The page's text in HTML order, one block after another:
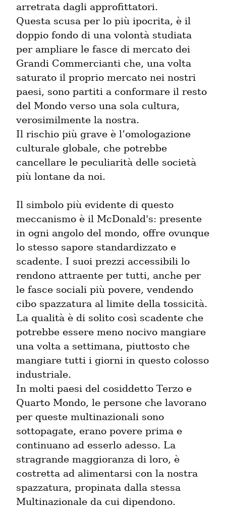
arretrata dagli approfittatori.
Questa scusa per lo più ipocrita, è il
doppio fondo di una volontà studiata
per ampliare le fasce di mercato dei
Grandi Commercianti che, una volta
saturato il proprio mercato nei nostri
paesi, sono partiti a conformare il resto
del Mondo verso una sola cultura,
verosimilmente la nostra.
Il rischio più grave è l’omologazione
culturale globale, che potrebbe
cancellare le peculiarità delle società
più lontane da noi.
Il simbolo più evidente di questo
meccanismo è il McDonald's: presente
in ogni angolo del mondo, offre ovunque
lo stesso sapore standardizzato e
scadente. I suoi prezzi accessibili lo
rendono attraente per tutti, anche per
le fasce sociali più povere, vendendo
cibo spazzatura al limite della tossicità.
La qualità è di solito così scadente che
potrebbe essere meno nocivo mangiare
una volta a settimana, piuttosto che
mangiare tutti i giorni in questo colosso
industriale.
In molti paesi del cosiddetto Terzo e
Quarto Mondo, le persone che lavorano
per queste multinazionali sono
sottopagate, erano povere prima e
continuano ad esserlo adesso. La
stragrande maggioranza di loro, è
costretta ad alimentarsi con la nostra
spazzatura, propinata dalla stessa
Multinazionale da cui dipendono.